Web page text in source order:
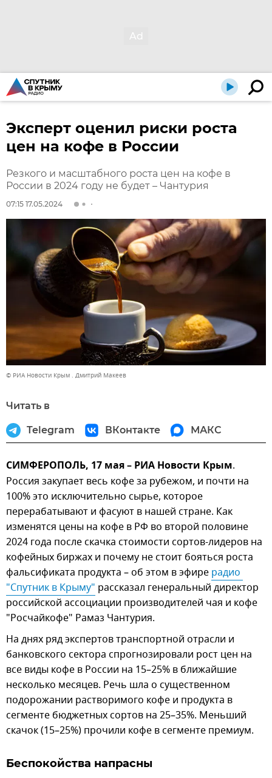
Эксперт оценил риски роста
цен на кофе в России
Резкого и масштабного роста цен на кофе в
России в 2024 году не будет – Чантурия
07:15 17.05.2024
© РИА Новости Крым . Дмитрий Макеев
Читать в
Telegram ВКонтакте МАКС
СИМФЕРОПОЛЬ, 17 мая – РИА Новости Крым.
Россия закупает весь кофе за рубежом, и почти на
100% это исключительно сырье, которое
перерабатывают и фасуют в нашей стране. Как
изменятся цены на кофе в РФ во второй половине
2024 года после скачка стоимости сортов-лидеров на
кофейных биржах и почему не стоит бояться роста
фальсификата продукта – об этом в эфире радио
"Спутник в Крыму" рассказал генеральный директор
российской ассоциации производителей чая и кофе
"Росчайкофе" Рамаз Чантурия.
На днях ряд экспертов транспортной отрасли и
банковского сектора спрогнозировали рост цен на
все виды кофе в России на 15–25% в ближайшие
несколько месяцев. Речь шла о существенном
подорожании растворимого кофе и продукта в
сегменте бюджетных сортов на 25–35%. Меньший
скачок (15–25%) прочили кофе в сегменте премиум.
Беспокойства напрасны